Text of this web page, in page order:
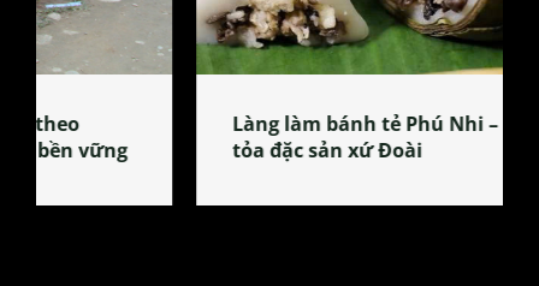
Làng làm bánh tẻ Phú Nhi – nơi lan
tỏa đặc sản xứ Đoài